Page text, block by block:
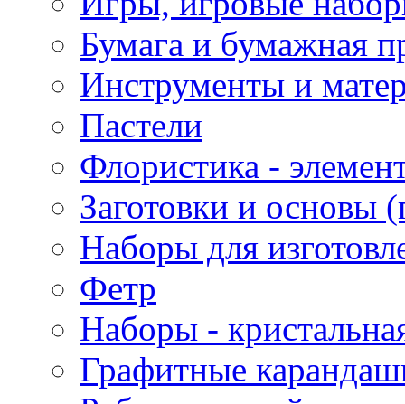
Бумага и бумажная
Инструменты и
Пастели
Флористика -
Заготовки и основы
Наборы для
Фетр
Наборы -
Графитные